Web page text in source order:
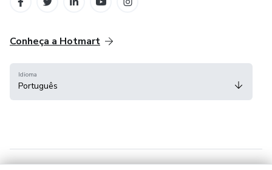
Conheça a Hotmart
Idioma
Português